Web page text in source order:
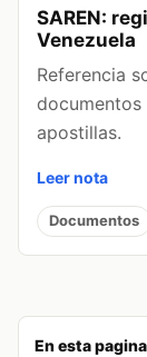
En esta pagina
SAREN:
Venezuela
Referencia
apostillas.
Leer nota
Documentos